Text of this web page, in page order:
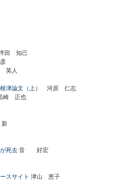
田 知己
英人
津論文（上）
河原 仁志
崎 正也
死去 音 好宏
スサイト 津山 恵子